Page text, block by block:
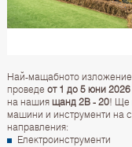
Най-мащабното изложение
проведе от 1 до 5 юни
на нашия щанд 2B - 20! Ще
машини и инструменти на
направления:
Електроинструменти